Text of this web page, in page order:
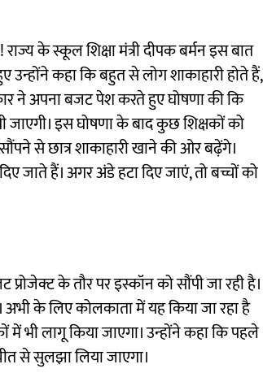
के स्कूल शिक्षा मंत्री दीपक बर्मन इस बात
कहा कि बहुत से लोग शाकाहारी होते हैं,
ने अपना बजट पेश करते हुए घोषणा की कि
जाएगी। इस घोषणा के बाद कुछ शिक्षकों को
से छात्र शाकाहारी खाने की ओर बढ़ेंगे।
जाते हैं। अगर अंडे हटा दिए जाएं, तो बच्चों को
के तौर पर इस्कॉन को सौंपी जा रही है।
अभी के लिए कोलकाता में यह किया जा रहा है
भी लागू किया जाएगा। उन्होंने कहा कि पहले
से सुलझा लिया जाएगा।